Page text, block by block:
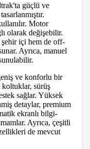
güçlü ve
Motor
olarak değişebilir.
içi hem de off-
Ayrıca, manuel
ve konforlu bir
sürüş
sağlar. Yüksek
detaylar, premium
ekranlı bilgi-
Ayrıca, çeşitli
de mevcut